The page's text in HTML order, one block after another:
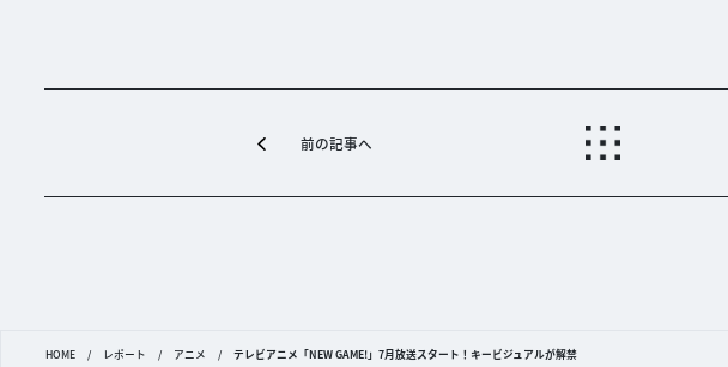
前の記事へ
HOME / レポート / アニメ / テレビアニメ「NEW GAME!」7月放送スタート！キービジュアルが解禁